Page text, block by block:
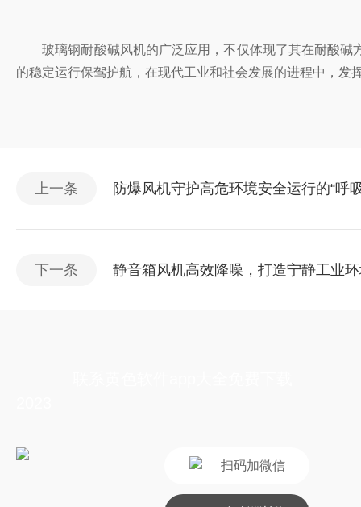
玻璃钢耐酸碱风机的广泛应用，不仅体现了其在耐酸碱
的稳定运行保驾护航，在现代工业和社会发展的进程中，发
上一条 防爆风机守护高危环境安全运行的“呼
下一条 静音箱风机高效降噪，打造宁静工业
扫码加微信